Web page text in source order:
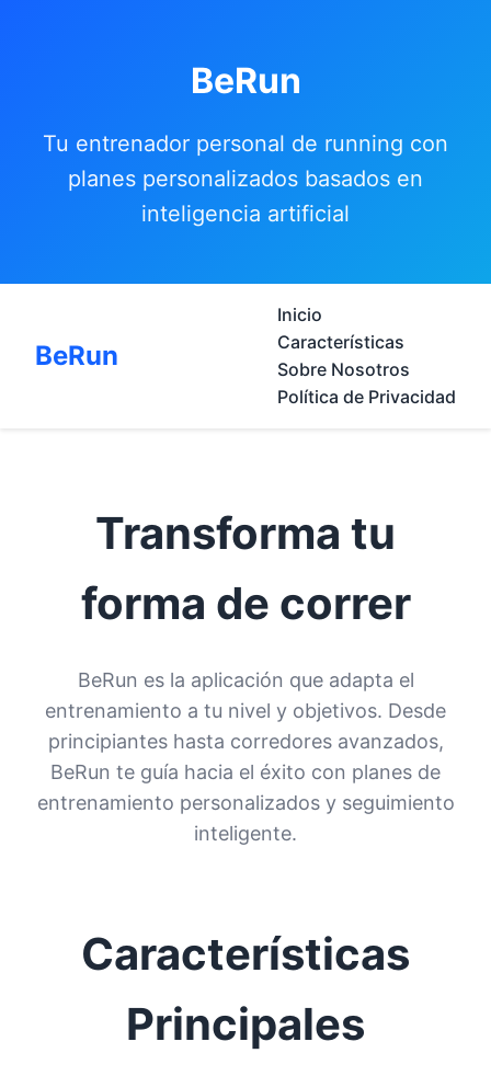
BeRun
Tu entrenador personal de running con
planes personalizados basados en
inteligencia artificial
BeRun
Inicio
Características
Sobre Nosotros
Política de Privacidad
Transforma tu
forma de correr
BeRun es la aplicación que adapta el
entrenamiento a tu nivel y objetivos. Desde
principiantes hasta corredores avanzados,
BeRun te guía hacia el éxito con planes de
entrenamiento personalizados y seguimiento
inteligente.
Características
Principales